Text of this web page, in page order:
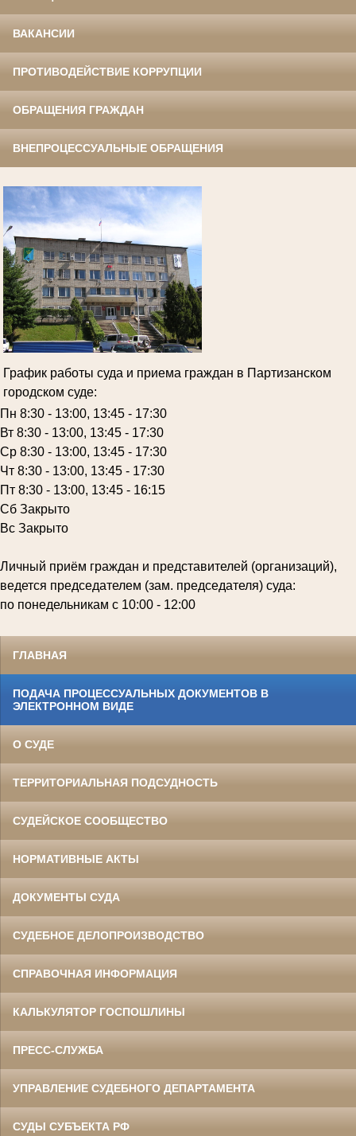
ВАКАНСИИ
ПРОТИВОДЕЙСТВИЕ КОРРУПЦИИ
ОБРАЩЕНИЯ ГРАЖДАН
ВНЕПРОЦЕССУАЛЬНЫЕ ОБРАЩЕНИЯ
График работы суда и приема граждан в Партизанском
городском суде:
Пн 8:30 - 13:00, 13:45 - 17:30
Вт 8:30 - 13:00, 13:45 - 17:30
Ср 8:30 - 13:00, 13:45 - 17:30
Чт 8:30 - 13:00, 13:45 - 17:30
Пт 8:30 - 13:00, 13:45 - 16:15
Сб Закрыто
Вс Закрыто
Личный приём граждан и представителей (организаций),
ведется председателем (зам. председателя) суда:
по понедельникам с 10:00 - 12:00
ГЛАВНАЯ
ПОДАЧА ПРОЦЕССУАЛЬНЫХ ДОКУМЕНТОВ В
ЭЛЕКТРОННОМ ВИДЕ
О СУДЕ
ТЕРРИТОРИАЛЬНАЯ ПОДСУДНОСТЬ
СУДЕЙСКОЕ СООБЩЕСТВО
НОРМАТИВНЫЕ АКТЫ
ДОКУМЕНТЫ СУДА
СУДЕБНОЕ ДЕЛОПРОИЗВОДСТВО
СПРАВОЧНАЯ ИНФОРМАЦИЯ
КАЛЬКУЛЯТОР ГОСПОШЛИНЫ
ПРЕСС-СЛУЖБА
УПРАВЛЕНИЕ СУДЕБНОГО ДЕПАРТАМЕНТА
СУДЫ СУБЪЕКТА РФ